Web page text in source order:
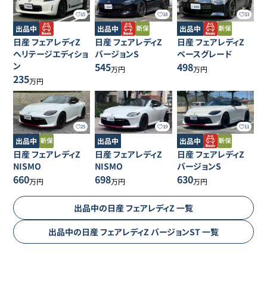
15
出品中
日産フェアレディZ
ヘリテージエディショ
ン
235万円
18
出品中
日産フェアレディZ
バージョンS
545万円
33
出品中
日産フェアレディZ
ベースグレード
498万円
25
出品中
日産フェアレディZ
NISMO
660万円
19
出品中
日産フェアレディZ
NISMO
698万円
11
出品中
日産フェアレディZ
バージョンS
630万円
出品中の日産フェアレディZ 一覧
出品中の日産フェアレディZ バージョンST一覧